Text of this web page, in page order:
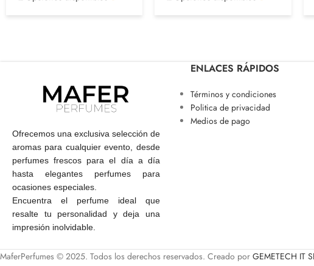
Ofrecemos una exclusiva selección de
aromas para cualquier evento, desde
perfumes frescos para el día a día
hasta elegantes perfumes para
ocasiones especiales.
Encuentra el perfume ideal que
resalte tu personalidad y deja una
impresión inolvidable.
ENLACES RÁPIDOS
Términos y condiciones
Politica de privacidad
Medios de pago
MaferPerfumes © 2025. Todos los derechos reservados. Creado por GEMETECH IT